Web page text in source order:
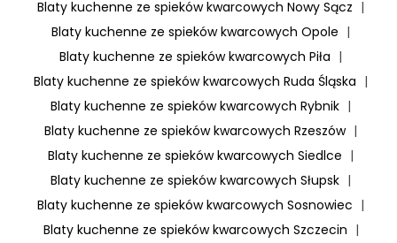
Blaty kuchenne ze spieków kwarcowych Nowy Sącz |
Blaty kuchenne ze spieków kwarcowych Opole |
Blaty kuchenne ze spieków kwarcowych Piła |
Blaty kuchenne ze spieków kwarcowych Ruda Śląska |
Blaty kuchenne ze spieków kwarcowych Rybnik |
Blaty kuchenne ze spieków kwarcowych Rzeszów |
Blaty kuchenne ze spieków kwarcowych Siedlce |
Blaty kuchenne ze spieków kwarcowych Słupsk |
Blaty kuchenne ze spieków kwarcowych Sosnowiec |
Blaty kuchenne ze spieków kwarcowych Szczecin |